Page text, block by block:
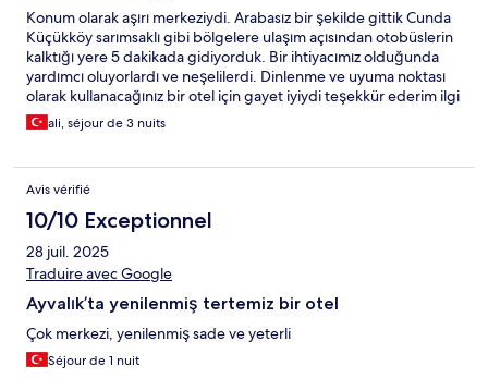
Konum olarak aşırı merkeziydi. Arabasız bir şekilde gittik Cunda
Küçükköy sarımsaklı gibi bölgelere ulaşım açısından otobüslerin
kalktığı yere 5 dakikada gidiyorduk. Bir ihtiyacımız olduğunda
yardımcı oluyorlardı ve neşelilerdi. Dinlenme ve uyuma noktası
olarak kullanacağınız bir otel için gayet iyiydi teşekkür ederim ilgi
ve alakanız için
ali, séjour de 3 nuits
Avis vérifié
10/10 Exceptionnel
28 juil. 2025
Traduire avec Google
Ayvalık’ta yenilenmiş tertemiz bir otel
Çok merkezi, yenilenmiş sade ve yeterli
Séjour de 1 nuit